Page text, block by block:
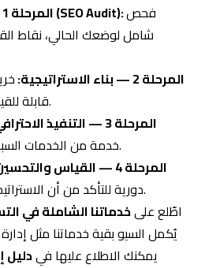
المرحلة 1 — التشخيص والتدقيق (SEO Audit):فحص
شامل لوضعك الحالي، نقاط
المرحلة 2 — بناء الاستراتيجية:
قابلة للقياس وجداول زمنية واقعية.
المرحلة 3 — التنفيذ الاحترافي:
خدمة من الخدمات السبع بترتيب منطقي ومُتكامل.
المرحلة 4 — القياس والتحسين:
دورية للتأكد من أن الاستراتيجية تُحقق أهداف الأعمال.
اطّلع علىخدماتنا الشاملة في
يُكمل السيو بقية خدماتنا مثل
يمكنك الاطلاع عليها فيدليل